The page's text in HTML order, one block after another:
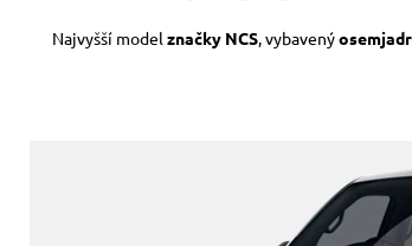
Najvyšší model značky NCS, vybavený